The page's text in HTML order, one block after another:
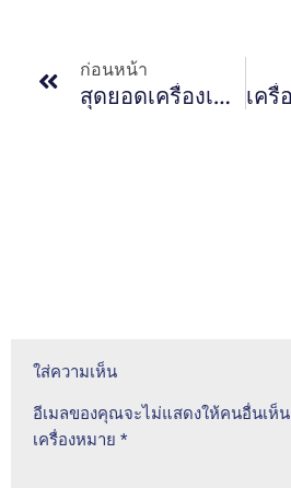
ก่อนหน้า
สุดยอดเครื่องเป่าลมเครื่องแก้ว: ประสิทธิภาพและความสะดวกสบายเพียงปลายนิ้วสัมผัส!
ใส่ความเห็น
อีเมลของคุณจะไม่แสดงให้คนอื่นเห็น
เครื่องหมาย *